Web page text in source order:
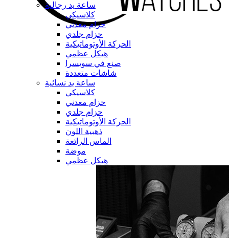
ساعة يد رجالية
كلاسيكي
حزام معدني
حزام جلدي
الحركة الأوتوماتيكية
هيكل عظمي
صنع في سويسرا
شاشات متعددة
ساعة يد نسائية
كلاسيكي
حزام معدني
حزام جلدي
الحركة الأوتوماتيكية
ذهبية اللون
الماس الرائعة
موضة
هيكل عظمي